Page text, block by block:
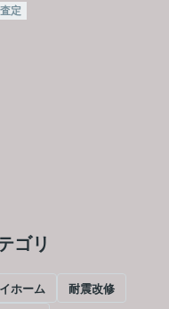
定
ゴリ
ホーム 耐震改修